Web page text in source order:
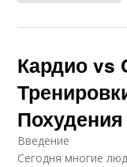
Кардио vs
Похудения
Введение
Сегодня многие